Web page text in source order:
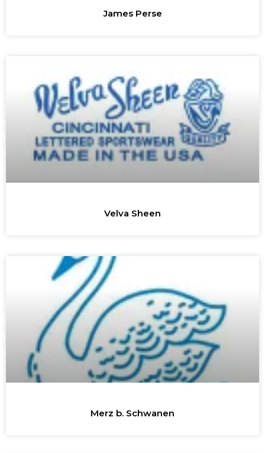
James Perse
Velva Sheen
Merz b. Schwanen